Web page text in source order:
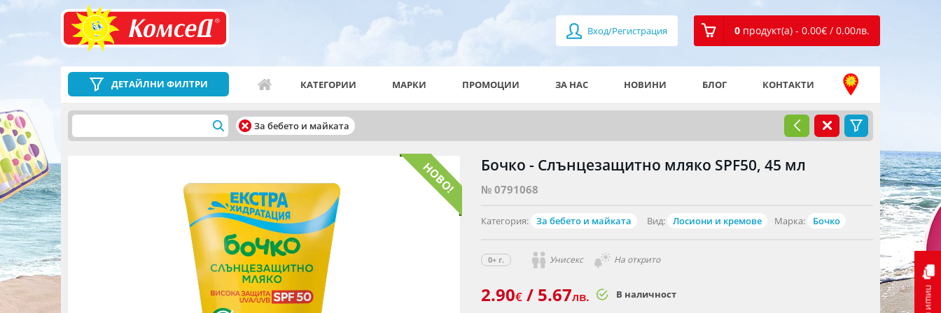
Вход/Регистрация 0 продукт(а) - 0.00€ / 0.00лв.
пиши ни
ДЕТАЙЛНИ ФИЛТРИ КАТЕГОРИИ МАРКИ ПРОМОЦИИ ЗА НАС НОВИНИ БЛОГ КОНТАКТИ
За бебето и майката
Бочко - Слънцезащитно мляко SPF50, 45 мл
№ 0791068
Категория: За бебето и майката Вид: Лосиони и кремове Марка: Бочко
0+ г. Унисекс На открито
2.90€ / 5.67лв. В наличност